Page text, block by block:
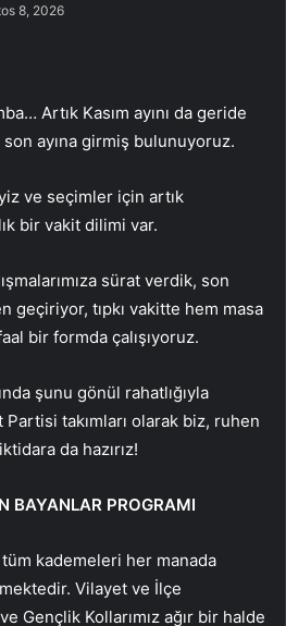
8, 2026
Artık Kasım ayını da geride
son ayına girmiş bulunuyoruz.
ve seçimler için artık
bir vakit dilimi var.
sürat verdik, son
geçiriyor, tıpkı vakitte hem masa
bir formda çalışıyoruz.
şunu gönül rahatlığıyla
takımları olarak biz, ruhen
da hazırız!
BAYANLAR PROGRAMI
tüm kademeleri her manada
Vilayet ve İlçe
Gençlik Kollarımız ağır bir halde